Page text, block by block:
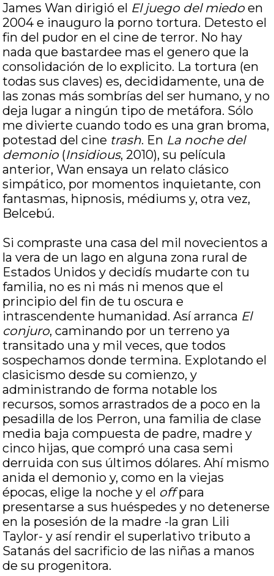
James Wan dirigió el El juego del miedoen
2004 e inauguro la porno tortura. Detesto el
fin del pudor en el cine de terror. No hay
nada que bastardee mas el genero que la
consolidación de lo explicito. La tortura (en
todas sus claves) es, decididamente, una de
las zonas más sombrías del ser humano, y no
deja lugar a ningún tipo de metáfora. Sólo
me divierte cuando todo es una gran broma,
potestad del cine trash. En La noche del
demonio(Insidious, 2010), su película
anterior, Wan ensaya un relato clásico
simpático, por momentos inquietante, con
fantasmas, hipnosis, médiums y, otra vez,
Belcebú.
Si compraste una casa del mil novecientos a
la vera de un lago en alguna zona rural de
Estados Unidos y decidís mudarte con tu
familia, no es ni más ni menos que el
principio del fin de tu oscura e
intrascendente humanidad. Así arranca El
conjuro, caminando por un terreno ya
transitado una y mil veces, que todos
sospechamos donde termina. Explotando el
clasicismo desde su comienzo, y
administrando de forma notable los
recursos, somos arrastrados de a poco en la
pesadilla de los Perron, una familia de clase
media baja compuesta de padre, madre y
cinco hijas, que compró una casa semi
derruida con sus últimos dólares. Ahí mismo
anida el demonio y, como en la viejas
épocas, elige la noche y el offpara
presentarse a sus huéspedes y no detenerse
en la posesión de la madre -la gran Lili
Taylor- y así rendir el superlativo tributo a
Satanás del sacrificio de las niñas a manos
de su progenitora.